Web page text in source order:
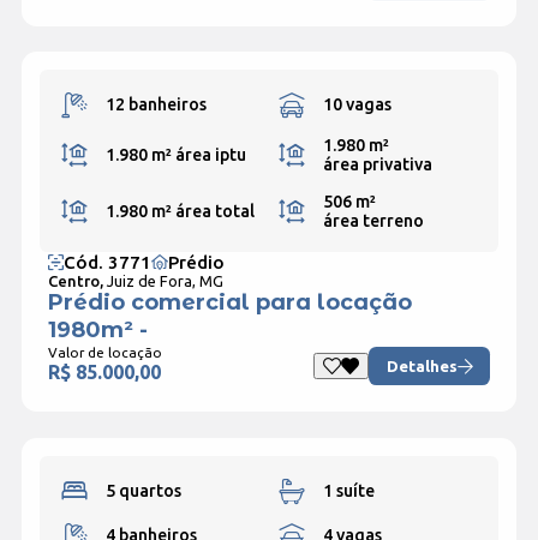
12 banheiros 10 vagas
1.980 m² área iptu
1.980 m²
área privativa
1.980 m² área total
506 m²
área terreno
Cód. 3771 Prédio
Centro, Juiz de Fora, MG
Prédio comercial para locação
1980m² -
Valor de locação
R$ 85.000,00 Detalhes
5 quartos 1 suíte
4 banheiros 4 vagas